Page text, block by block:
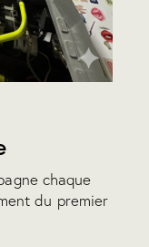
chaque
du premier